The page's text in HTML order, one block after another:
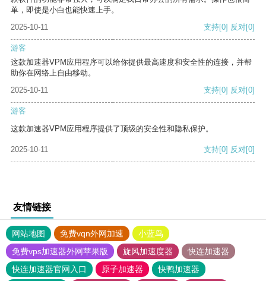
单，即使是小白也能快速上手。
2025-10-11
支持[0] 反对[0]
游客
这款加速器VPM应用程序可以给你提供最高速度和安全性的连接，并帮
助你在网络上自由移动。
2025-10-11
支持[0] 反对[0]
游客
这款加速器VPM应用程序提供了顶级的安全性和隐私保护。
2025-10-11 支持[0] 反对[0]
友情链接
网站地图 免费vqn外网加速
小蓝鸟
免费vps加速器外网苹果版
旋风加速度器
快连加速器
快连加速器官网入口
原子加速器 快鸭加速器